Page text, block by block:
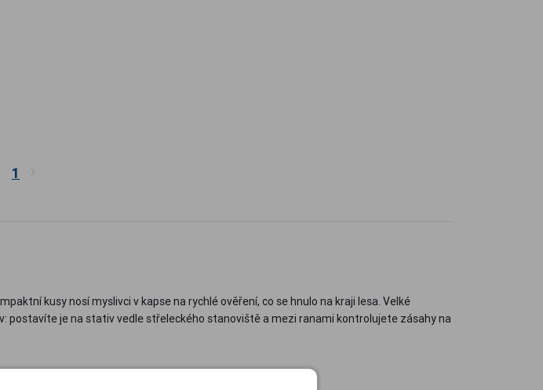
1
kusy nosí myslivci v kapse na rychlé ověření, co se hnulo na kraji lesa. Velké
postavíte je na stativ vedle střeleckého stanoviště a mezi ranami kontrolujete zásahy na